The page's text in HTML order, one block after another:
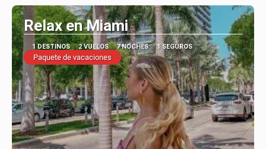
Relax en Miami
1 DESTINOS 2 VUELOS 7 NOCHES 1 SEGUROS
Paquete de vacaciones